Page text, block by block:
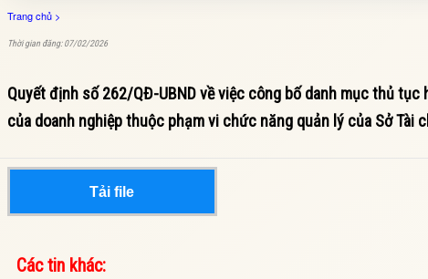
Trang chủ >
Thời gian đăng: 07/02/2026
Quyết định số 262/QĐ-UBND về việc công bố danh mục thủ
của doanh nghiệp thuộc phạm vi chức năng quản lý của Sở Tài
Tải file
Các tin khác: